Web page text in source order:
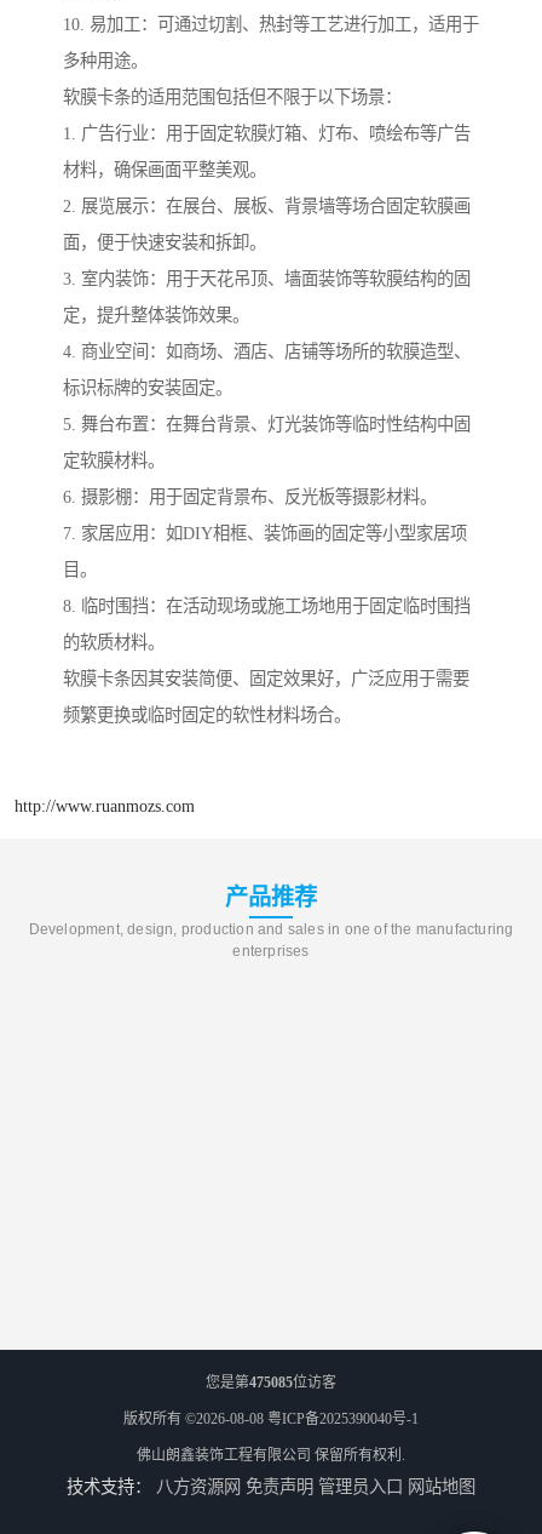
10. 易加工：可通过切割、热封等工艺进行加工，适用于
多种用途。
软膜卡条的适用范围包括但不限于以下场景：
1. 广告行业：用于固定软膜灯箱、灯布、喷绘布等广告
材料，确保画面平整美观。
2. 展览展示：在展台、展板、背景墙等场合固定软膜画
面，便于快速安装和拆卸。
3. 室内装饰：用于天花吊顶、墙面装饰等软膜结构的固
定，提升整体装饰效果。
4. 商业空间：如商场、酒店、店铺等场所的软膜造型、
标识标牌的安装固定。
5. 舞台布置：在舞台背景、灯光装饰等临时性结构中固
定软膜材料。
6. 摄影棚：用于固定背景布、反光板等摄影材料。
7. 家居应用：如DIY相框、装饰画的固定等小型家居项
目。
8. 临时围挡：在活动现场或施工场地用于固定临时围挡
的软质材料。
软膜卡条因其安装简便、固定效果好，广泛应用于需要
频繁更换或临时固定的软性材料场合。
http://www.ruanmozs.com
产品推荐
Development, design, production and sales in one of the manufacturing
enterprises
您是第475085位访客
版权所有 ©2026-08-08 粤ICP备2025390040号-1
佛山朗鑫装饰工程有限公司 保留所有权利.
技术支持： 八方资源网 免责声明 管理员入口 网站地图